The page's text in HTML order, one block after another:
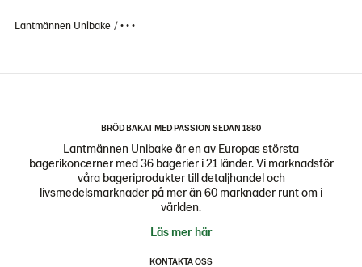
Lantmännen Unibake • • •
BRÖD BAKAT MED PASSION SEDAN 1880
Lantmännen Unibake är en av Europas största
bagerikoncerner med 36 bagerier i 21 länder. Vi marknadsför
våra bageriprodukter till detaljhandel och
livsmedelsmarknader på mer än 60 marknader runt om i
världen.
Läs mer här
KONTAKTA OSS